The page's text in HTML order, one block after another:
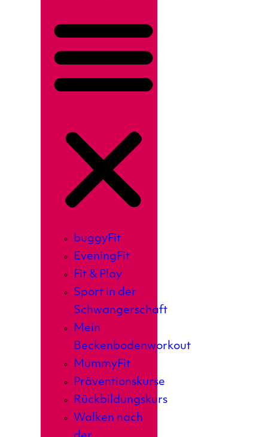
buggyFit
EveningFit
Fit & Play
Sport in der
Schwangerschaft
Mein
Beckenbodenworkout
MummyFit
Präventionskurse
Rückbildungskurs
Walken nach